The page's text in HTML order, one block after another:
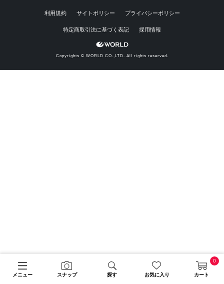
メニュー スナップ 探す お気に入り カート
0
利用規約 サイトポリシー プライバシーポリシー
特定商取引法に基づく表記 採用情報
Copyrights © WORLD CO.,LTD. All rights reserved.